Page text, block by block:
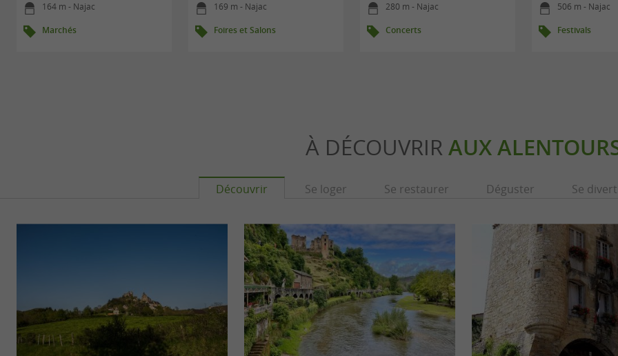
164 m - Najac
Marchés
169 m - Najac
Foires et Salons
280 m - Najac
Concerts
506 m - Najac
Festivals
À DÉCOUVRIR AUX
Découvrir Se loger Se restaurer Déguster Se